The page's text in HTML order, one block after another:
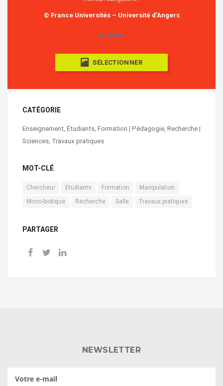
© France Universités – Université d'Angers
COPIER
SÉLECTIONNER
CATÉGORIE
Enseignement, Étudiants, Formation | Pédagogie, Recherche |
Sciences, Travaux pratiques
MOT-CLÉ
Chercheur Étudiants Formation
Manipulation
Micro-biotique
Recherche Salle Travaux pratiques
PARTAGER
NEWSLETTER